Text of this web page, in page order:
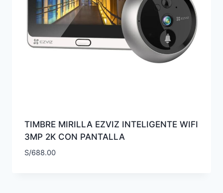
TIMBRE MIRILLA EZVIZ INTELIGENTE WIFI
3MP 2K CON PANTALLA
S/688.00